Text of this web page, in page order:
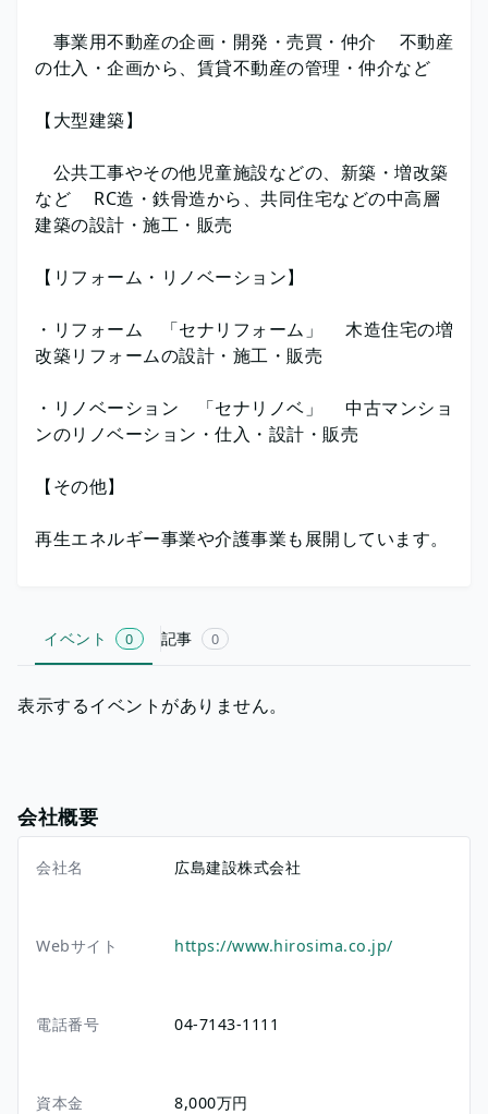
事業用不動産の企画・開発・売買・仲介 不動産
の仕入・企画から、賃貸不動産の管理・仲介など
【大型建築】
公共工事やその他児童施設などの、新築・増改築
など RC造・鉄骨造から、共同住宅などの中高層
建築の設計・施工・販売
【リフォーム・リノベーション】
・リフォーム 「セナリフォーム」 木造住宅の増
改築リフォームの設計・施工・販売
・リノベーション 「セナリノベ」 中古マンショ
ンのリノベーション・仕入・設計・販売
【その他】
再生エネルギー事業や介護事業も展開しています。
イベント 0 記事 0
表示するイベントがありません。
会社概要
会社名 広島建設株式会社
Webサイト https://www.hirosima.co.jp/
電話番号 04-7143-1111
資本金 8,000万円